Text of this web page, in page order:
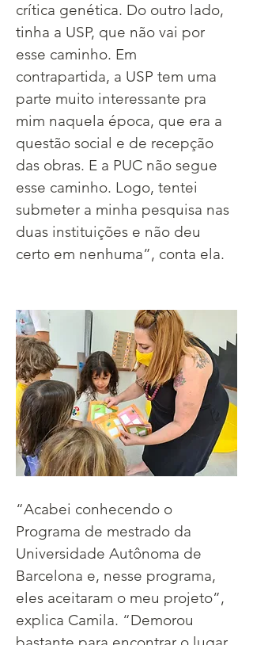
crítica genética. Do outro lado,
tinha a USP, que não vai por
esse caminho. Em
contrapartida, a USP tem uma
parte muito interessante pra
mim naquela época, que era a
questão social e de recepção
das obras. E a PUC não segue
esse caminho. Logo, tentei
submeter a minha pesquisa nas
duas instituições e não deu
certo em nenhuma”, conta ela.
“Acabei conhecendo o
Programa de mestrado da
Universidade Autônoma de
Barcelona e, nesse programa,
eles aceitaram o meu projeto”,
explica Camila. “Demorou